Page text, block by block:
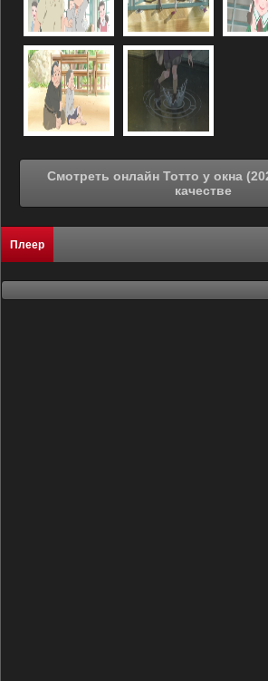
Смотреть онлайн Тотто у окна (2023) в хорошем
качестве
Плеер